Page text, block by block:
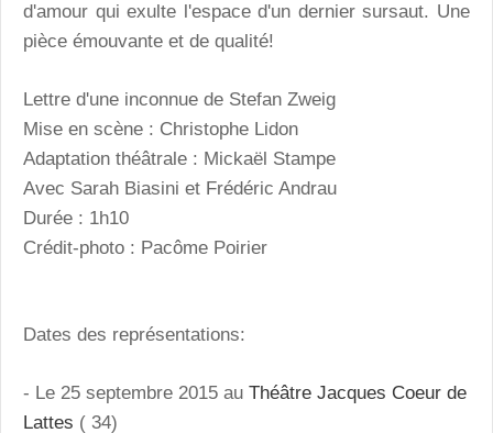
d'amour qui exulte l'espace d'un dernier sursaut. Une
pièce émouvante et de qualité!
Lettre d'une inconnue de Stefan Zweig
Mise en scène : Christophe Lidon
Adaptation théâtrale : Mickaël Stampe
Avec Sarah Biasini et Frédéric Andrau
Durée : 1h10
Crédit-photo : Pacôme Poirier
Dates des représentations:
- Le 25 septembre 2015 au Théâtre Jacques Coeur de
Lattes ( 34)